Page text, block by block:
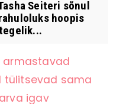
Seiteri sõnul
hoopis
armastavad
tülitsevad sama
igav